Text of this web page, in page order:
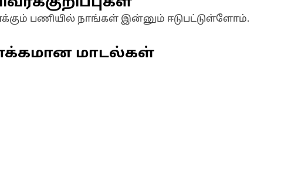
பணியில் நாங்கள் இன்னும் ஈடுபட்டுள்ளோம்.
மாடல்கள்